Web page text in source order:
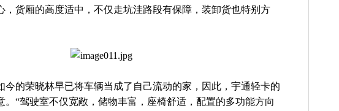
，货厢的高度适中，不仅走坑洼路段有保障，装卸货也特别方
今的荣晓林早已将车辆当成了自己流动的家，因此，宇通轻卡的
。“驾驶室不仅宽敞，储物丰富，座椅舒适，配置的多功能方向